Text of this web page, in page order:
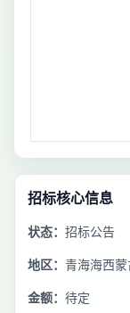
招标核心信息
状态： 招标公告
地区： 青海海西
金额： 待定